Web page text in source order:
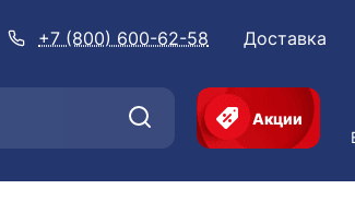
+7 (800) 600-62-58 Доставка
Акции